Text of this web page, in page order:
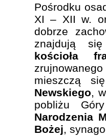
Pośrodku
XI – XII w.
dobrze
znajdują
kościoła
mieszczą
Newskiego,
pobliżu
Narodzenia
Bożej,